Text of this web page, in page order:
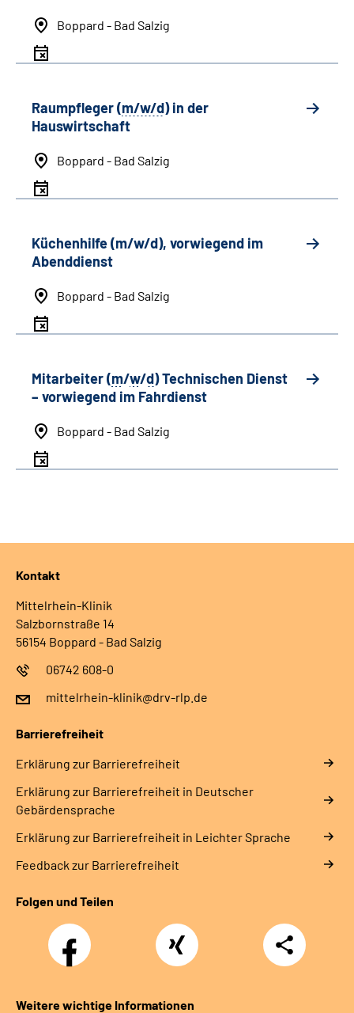
Boppard - Bad Salzig
Raumpfleger (m/w/d) in der
Hauswirtschaft
Boppard - Bad Salzig
Küchenhilfe (m/w/d), vorwiegend im
Abenddienst
Boppard - Bad Salzig
Mitarbeiter (m/w/d) Technischen Dienst
– vorwiegend im Fahrdienst
Boppard - Bad Salzig
Kontakt
Mittelrhein-Klinik
Salzbornstraße 14
56154 Boppard - Bad Salzig
06742 608-0
mittelrhein-klinik@drv-rlp.de
Barrierefreiheit
Erklärung zur Barrierefreiheit
Erklärung zur Barrierefreiheit in Deutscher
Gebärdensprache
Erklärung zur Barrierefreiheit in Leichter Sprache
Feedback zur Barrierefreiheit
Folgen und Teilen
Facebook Xing
Teilen
Weitere wichtige Informationen